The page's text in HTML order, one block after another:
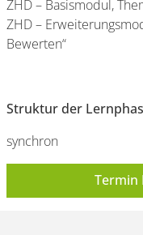
ZHD – Basismodul,
ZHD –
Bewerten“
Struktur der
synchron
Termin